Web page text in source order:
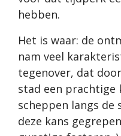
hebben.
Het is waar: de
nam veel
tegenover, dat
stad een prachtige
scheppen langs
deze kans